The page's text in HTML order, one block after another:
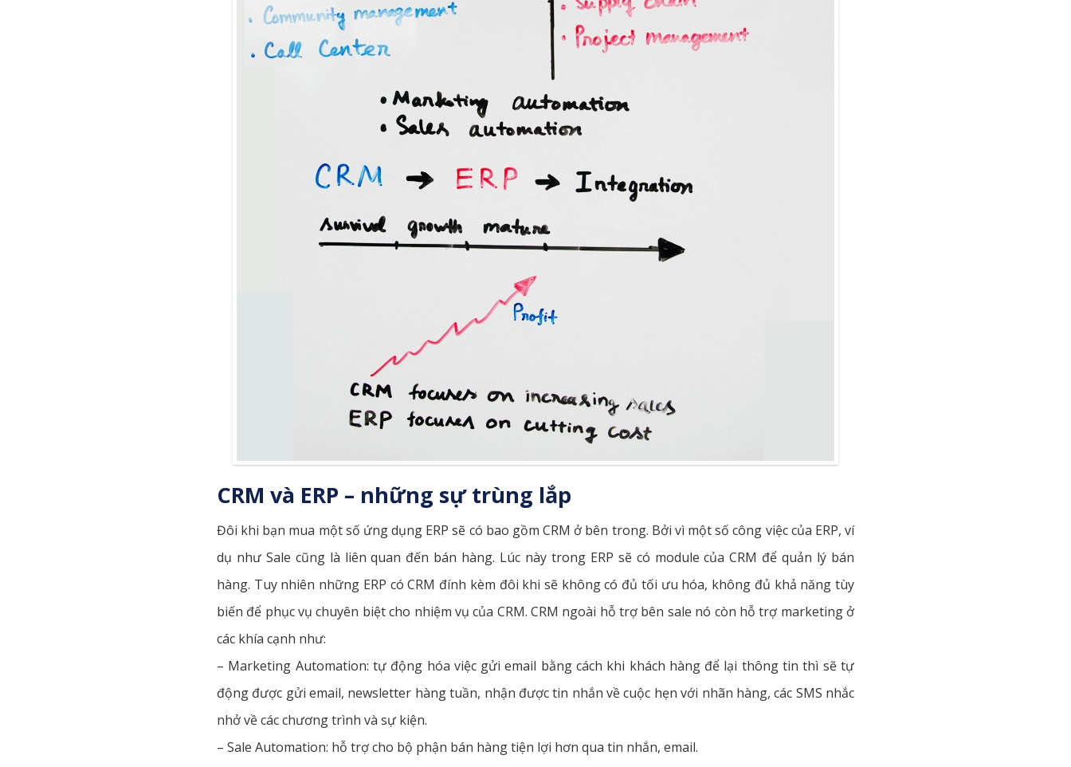
CRM và ERP – những sự trùng lắp
Đôi khi bạn mua một số ứng dụng ERP sẽ có bao gồm CRM ở bên trong. Bởi vì một số công việc của ERP, ví
dụ như Sale cũng là liên quan đến bán hàng. Lúc này trong ERP sẽ có module của CRM để quản lý bán
hàng. Tuy nhiên những ERP có CRM đính kèm đôi khi sẽ không có đủ tối ưu hóa, không đủ khả năng tùy
biến để phục vụ chuyên biệt cho nhiệm vụ của CRM. CRM ngoài hỗ trợ bên sale nó còn hỗ trợ marketing ở
các khía cạnh như:
– Marketing Automation: tự động hóa việc gửi email bằng cách khi khách hàng để lại thông tin thì sẽ tự
động được gửi email, newsletter hàng tuần, nhận được tin nhắn về cuộc hẹn với nhãn hàng, các SMS nhắc
nhở về các chương trình và sự kiện.
– Sale Automation: hỗ trợ cho bộ phận bán hàng tiện lợi hơn qua tin nhắn, email.